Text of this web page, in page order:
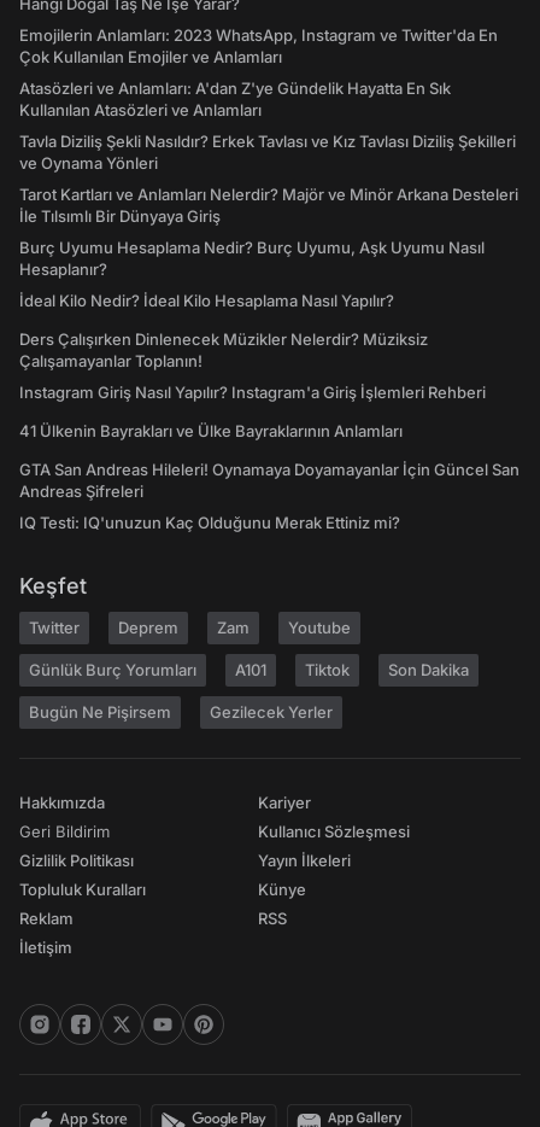
Emojilerin Anlamları: 2023 WhatsApp, Instagram ve Twitter'da En
Çok Kullanılan Emojiler ve Anlamları
Atasözleri ve Anlamları: A'dan Z'ye Gündelik Hayatta En Sık
Kullanılan Atasözleri ve Anlamları
Tavla Diziliş Şekli Nasıldır? Erkek Tavlası ve Kız Tavlası Diziliş Şekilleri
ve Oynama Yönleri
Tarot Kartları ve Anlamları Nelerdir? Majör ve Minör Arkana Desteleri
İle Tılsımlı Bir Dünyaya Giriş
Burç Uyumu Hesaplama Nedir? Burç Uyumu, Aşk Uyumu Nasıl
Hesaplanır?
İdeal Kilo Nedir? İdeal Kilo Hesaplama Nasıl Yapılır?
Ders Çalışırken Dinlenecek Müzikler Nelerdir? Müziksiz
Çalışamayanlar Toplanın!
Instagram Giriş Nasıl Yapılır? Instagram'a Giriş İşlemleri Rehberi
41 Ülkenin Bayrakları ve Ülke Bayraklarının Anlamları
GTA San Andreas Hileleri! Oynamaya Doyamayanlar İçin Güncel San
Andreas Şifreleri
IQ Testi: IQ'unuzun Kaç Olduğunu Merak Ettiniz mi?
Keşfet
Twitter Deprem Zam Youtube
Günlük Burç Yorumları A101 Tiktok Son Dakika
Bugün Ne Pişirsem Gezilecek Yerler
Hakkımızda
Geri Bildirim
Gizlilik Politikası
Topluluk Kuralları
Reklam
İletişim
Kariyer
Kullanıcı Sözleşmesi
Yayın İlkeleri
Künye
RSS